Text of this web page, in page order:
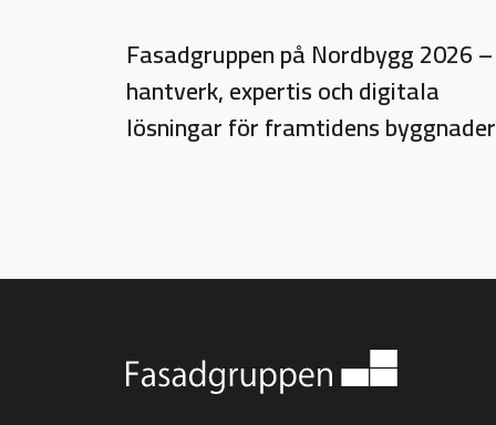
Fasadgruppen på Nordbygg 2026 –
hantverk, expertis och digitala
lösningar för framtidens byggnader